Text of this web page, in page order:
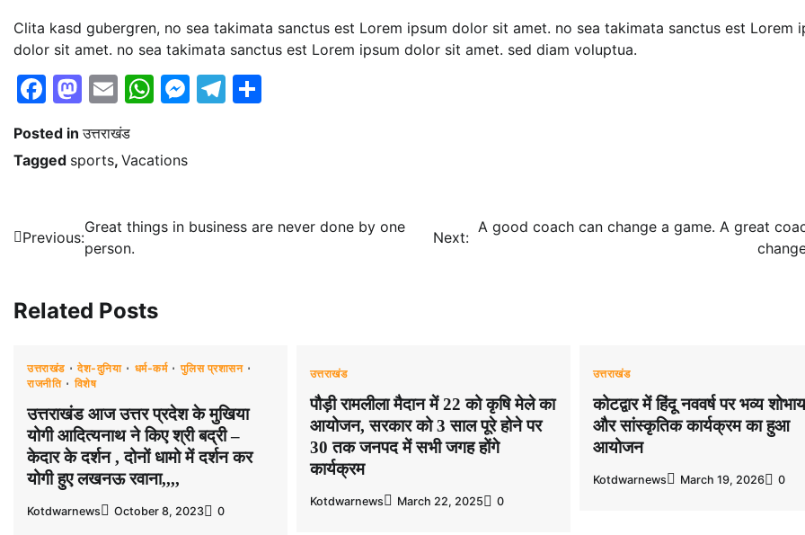
Clita kasd gubergren, no sea takimata sanctus est Lorem ipsum dolor sit amet. no sea takimata sanctus est Lorem
dolor sit amet. no sea takimata sanctus est Lorem ipsum dolor sit amet. sed diam voluptua.
Facebook
Mastodon
EmailWhatsApp
Messenger
Telegram
Posted inउत्तराखंड
Tagged sports, Vacations
Post
navigation
Previous:
Great things in business are never done by one
person.
Next:
A good coach can change a game. A great
Related Posts
उत्तराखंड देश-दुनिया धर्म-कर्म
पुलिस प्रशासन
राजनीति
विशेष
उत्तराखंड आज उत्तर प्रदेश के मुखिया
योगी आदित्यनाथ ने किए श्री बद्री –
केदार के दर्शन , दोनों धामो में दर्शन कर
योगी हुए लखनऊ रवाना,,,,
Kotdwarnews October 8, 2023 0
उत्तराखंड
पौड़ी रामलीला मैदान में 22 को कृषि मेले का
आयोजन, सरकार को 3 साल पूरे होने पर
30 तक जनपद में सभी जगह होंगे
कार्यक्रम
Kotdwarnews March 22, 2025 0
उत्तराखंड
कोटद्वार में हिंदू नववर्ष पर भव्य
और सांस्कृतिक कार्यक्रम का हुआ
आयोजन
Kotdwarnews March 19, 2026 0